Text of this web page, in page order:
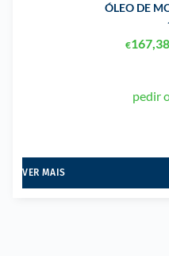
ÓLEO DE
€167,38
pedir
VER MAIS